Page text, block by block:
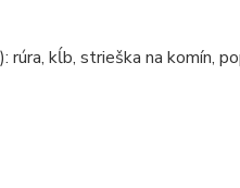
kĺb, strieška na komín,